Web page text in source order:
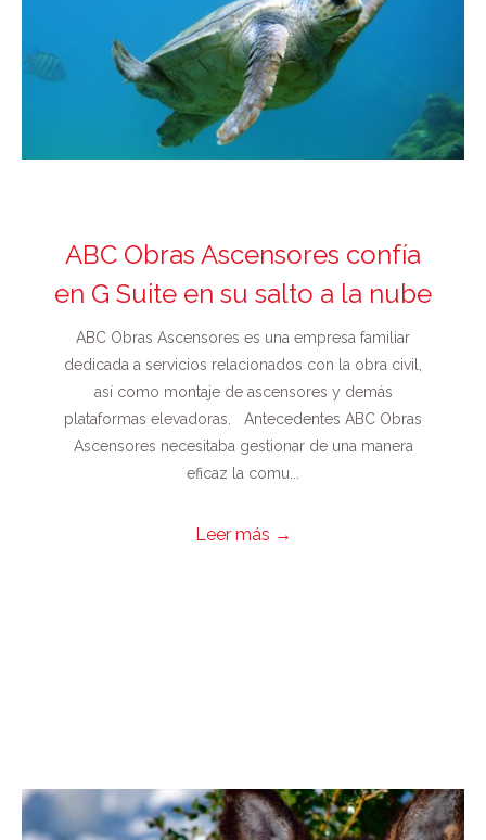
ABC Obras Ascensores confía
en G Suite en su salto a la nube
ABC Obras Ascensores es una empresa familiar
dedicada a servicios relacionados con la obra civil,
así como montaje de ascensores y demás
plataformas elevadoras. Antecedentes ABC Obras
Ascensores necesitaba gestionar de una manera
eficaz la comu...
Leer más →